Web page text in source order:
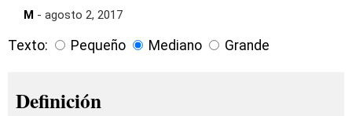
M - agosto 2, 2017
Texto: Pequeño Mediano Grande
Definición